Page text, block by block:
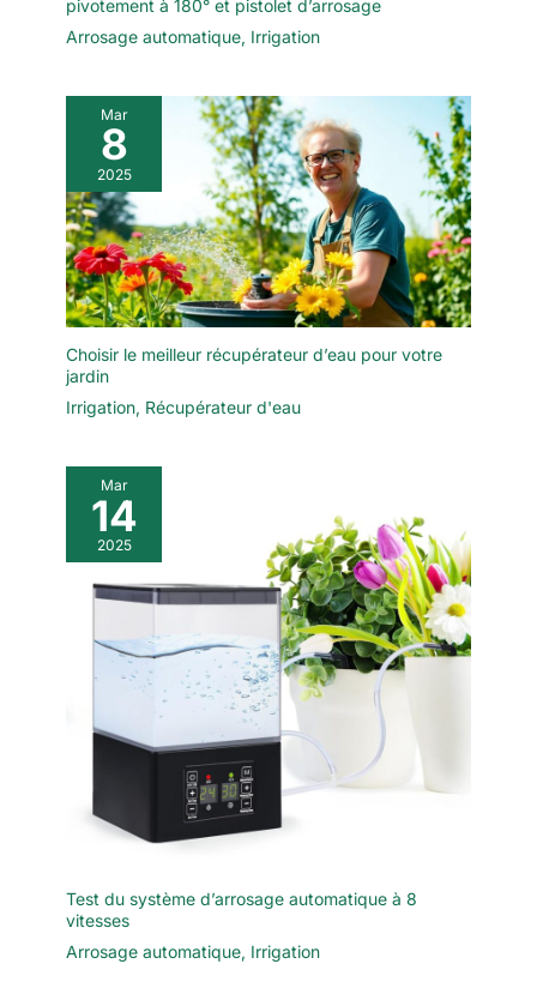
pivotement à 180° et pistolet d’arrosage
Arrosage automatique, Irrigation
Mar
8
2025
Choisir le meilleur récupérateur d’eau pour votre
jardin
Irrigation, Récupérateur d'eau
Mar
14
2025
Test du système d’arrosage automatique à 8
vitesses
Arrosage automatique, Irrigation